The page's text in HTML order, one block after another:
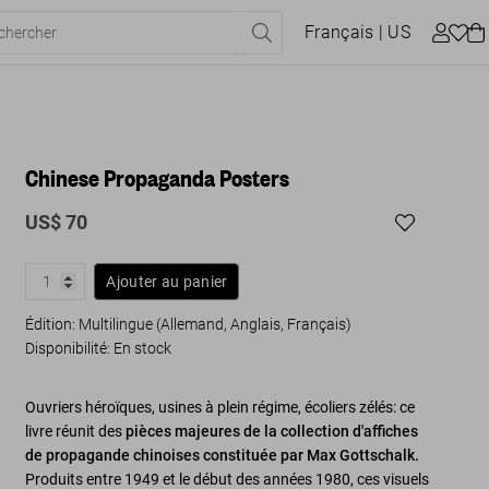
Français | US
Chinese Propaganda Posters
US$ 70
Ajouter au panier
Édition: Multilingue (Allemand, Anglais, Français)
Disponibilité: En stock
Ouvriers héroïques, usines à plein régime, écoliers zélés: ce
livre réunit despièces majeures de la collection d'affiches
de propagande chinoises constituée par Max Gottschalk.
Produits entre 1949 et le début des années 1980, ces visuels